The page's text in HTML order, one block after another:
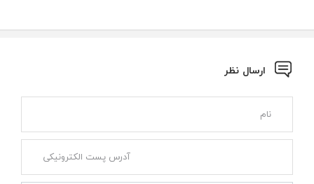
ارسال نظر